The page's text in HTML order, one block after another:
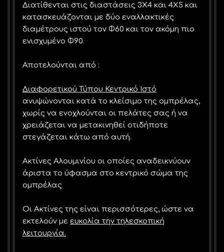
Διατίθενται στις διαστάσεις 3Χ4 και 4Χ5 και
κατασκευάζονται με δύο εναλλακτικές
διαμέτρους ιστού τον Φ60 και τον ακόμη πιο
ενισχυμένο Φ90.
Αποτελούνται από :
Διαφορετικού Τύπου Κεντρικό Ιστό
ανυψώνονται κατά το κλείσιμο της ομπρέλας,
χωρίς να ενοχλούνται οι πελάτες σας ή να
χρειάζεται να μετακινηθεί οτιδήποτε
στεγάζεται κάτω από αυτή.
Ακτίνες Αλουμινίου οι οποίες αναδεικνύουν
άριστα το ύφασμα στο κεντρικό σώμα της
ομπρέλας
Οι Ακτίνες της είναι περισσότερες, ώστε να
εκτελούν με ευκολία την τηλεσκοπική
λειτουργία.